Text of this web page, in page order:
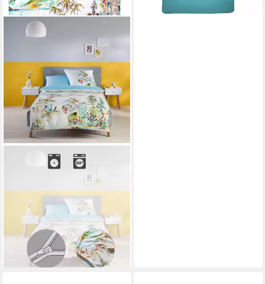
FLEURESSE
Bettwäsche
Wendebettwäsche, Mako-
Satin, Mako-Satin
Blumen/Blatt
ab 129,95 €
UVP 149,95 €
lieferbar - in 2-3 Werktagen bei dir